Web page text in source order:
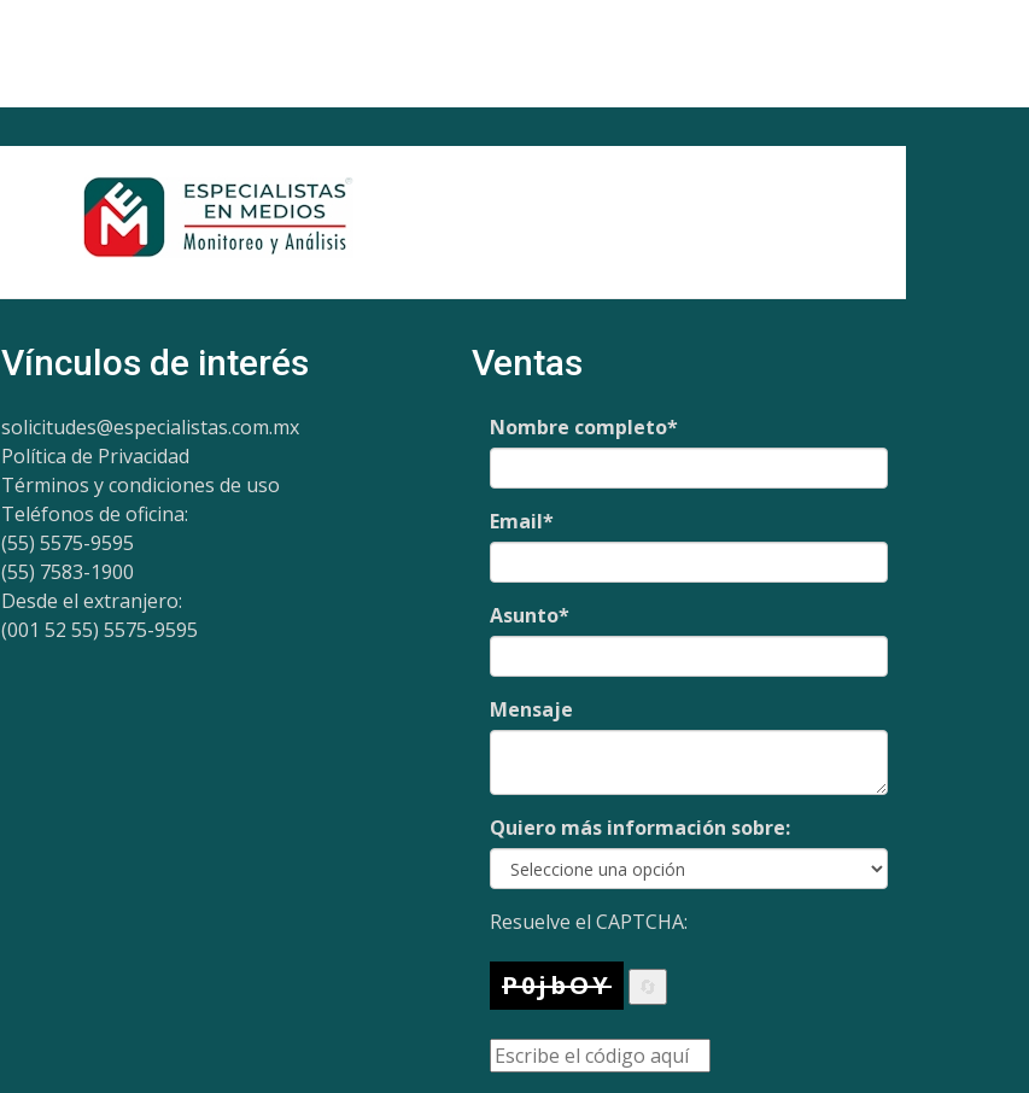
Vínculos de interés
solicitudes@especialistas.com.mx
Política de Privacidad
Términos y condiciones de uso
Teléfonos de oficina:
(55) 5575-9595
(55) 7583-1900
Desde el extranjero:
(001 52 55) 5575-9595
Ventas
Nombre completo*
Email*
Asunto*
Mensaje
Quiero más información sobre:
Resuelve el CAPTCHA:
P0jbOY